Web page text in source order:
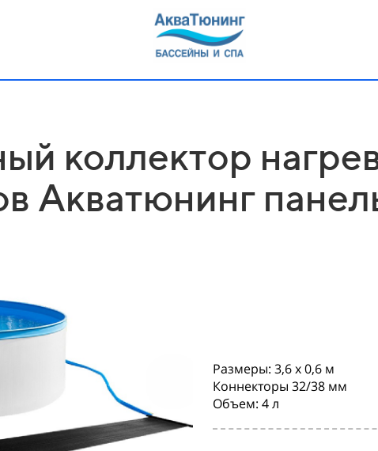
коллектор
Акватюнинг
Размеры: 3,6 х 0,6 м
Коннекторы 32/38 мм
Объем: 4 л